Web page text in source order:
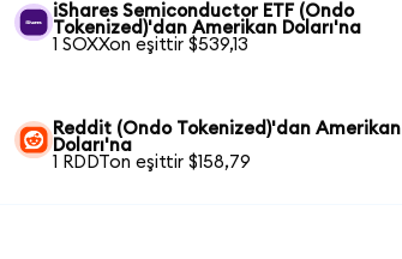
iShares Semiconductor ETF (Ondo
Tokenized)'dan Amerikan Doları'na
1 SOXXon eşittir $539,13
Reddit (Ondo Tokenized)'dan Amerikan
Doları'na
1 RDDTon eşittir $158,79